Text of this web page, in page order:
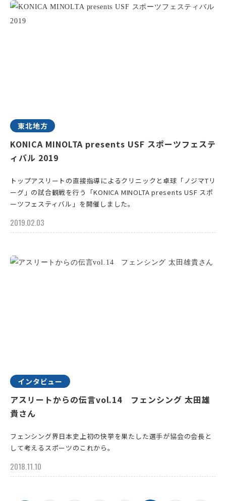
東北地方
KONICA MINOLTA presents USF スポーツフェステ
ィバル 2019
トップアスリートの直接指導によるクリニックと卓球「ノジマTリ
ーグ」の試合観戦を行う「KONICA MINOLTA presents USF スポ
ーツフェスティバル」を開催しました。
2019.02.03
インタビュー
アスリートからの伝言vol.14 フェンシング 太田雄
貴さん
フェンシング界日本史上初の快挙を果たした選手が協会の会長と
して考えるスポーツのこれから。
2018.11.10